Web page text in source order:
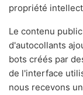
propriété
Le contenu
d'autocollants
bots créés par
de l'interface
nous recevons